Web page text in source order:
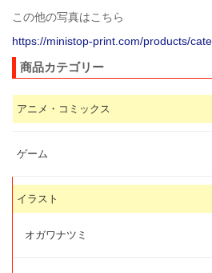
この他の写真はこちら
https://ministop-print.com/products/
商品カテゴリー
アニメ・コミックス
ゲーム
イラスト
オガワナツミ